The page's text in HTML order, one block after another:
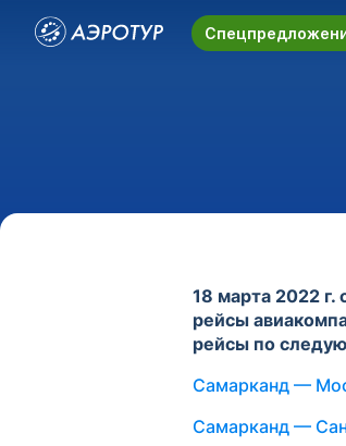
18 марта 2022
рейсы
рейсы по
Самарканд —
Самарканд —